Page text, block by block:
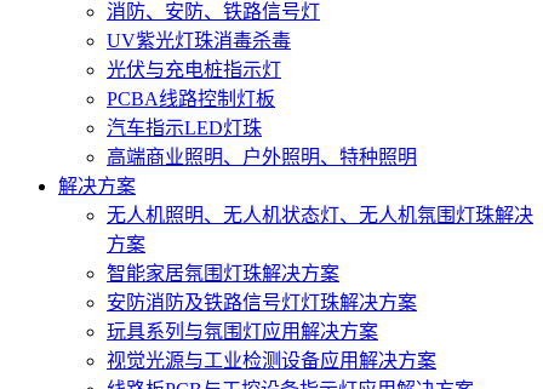
消防、安防、铁路信号灯
UV紫光灯珠消毒杀毒
光伏与充电桩指示灯
PCBA线路控制灯板
汽车指示LED灯珠
高端商业照明、户外照明、特种照明
解决方案
无人机照明、无人机状态灯、无人机氛围灯珠解决
方案
智能家居氛围灯珠解决方案
安防消防及铁路信号灯灯珠解决方案
玩具系列与氛围灯应用解决方案
视觉光源与工业检测设备应用解决方案